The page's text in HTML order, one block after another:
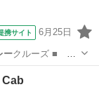
携サイト 6月25日
ークルーズ ■
Cab